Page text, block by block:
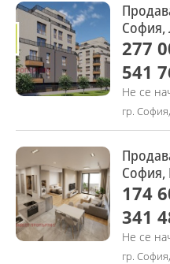
София,
277
541
Не се
гр.
София,
174
341
Не се
гр.